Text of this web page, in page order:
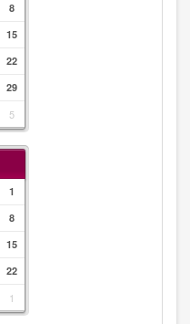
8
15
22
29
5
1
8
15
22
1